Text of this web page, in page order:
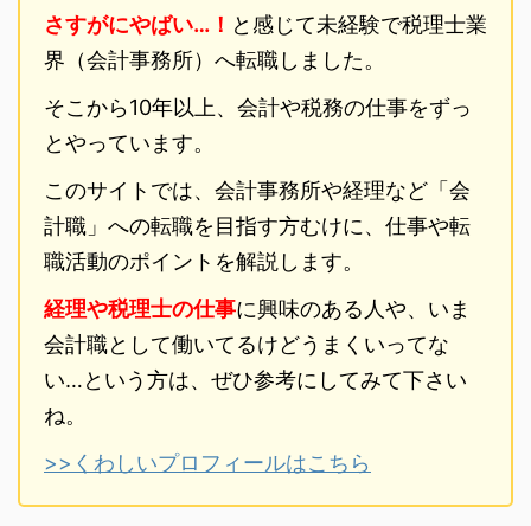
さすがにやばい…！ と感じて未経験で税理士業
界（会計事務所）へ転職しました。
そこから10年以上、会計や税務の仕事をずっ
とやっています。
このサイトでは、会計事務所や経理など「会
計職」への転職を目指す方むけに、仕事や転
職活動のポイントを解説します。
経理や税理士の仕事に興味のある人や、いま
会計職として働いてるけどうまくいってな
い…という方は、ぜひ参考にしてみて下さい
ね。
>>くわしいプロフィールはこちら